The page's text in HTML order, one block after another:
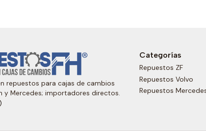
repuestos para cajas de cambios
y Mercedes; importadores directos.
Categorías
Repuestos ZF
Repuestos Volvo
Repuestos